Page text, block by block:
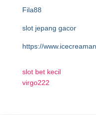
Fila88
slot jepang gacor
https://
slot bet kecil
virgo222